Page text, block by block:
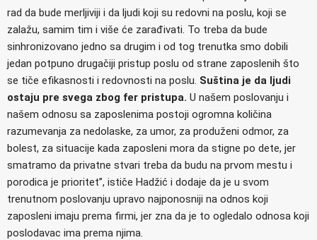
rad da bude merljiviji i da ljudi koji su redovni na poslu, koji se
zalažu, samim tim i više će zarađivati. To treba da bude
sinhronizovano jedno sa drugim i od tog trenutka smo dobili
jedan potpuno drugačiji pristup poslu od strane zaposlenih što
se tiče efikasnosti i redovnosti na poslu. Suština je da ljudi
ostaju pre svega zbog fer pristupa. U našem poslovanju i
našem odnosu sa zaposlenima postoji ogromna količina
razumevanja za nedolaske, za umor, za produženi odmor, za
bolest, za situacije kada zaposleni mora da stigne po dete, jer
smatramo da privatne stvari treba da budu na prvom mestu i
porodica je prioritet”, ističe Hadžić i dodaje da je u svom
trenutnom poslovanju upravo najponosniji na odnos koji
zaposleni imaju prema firmi, jer zna da je to ogledalo odnosa koji
poslodavac ima prema njima.